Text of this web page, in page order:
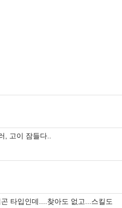
, 고이 잠들다..
타입인데....찾아도 없고...스킬도